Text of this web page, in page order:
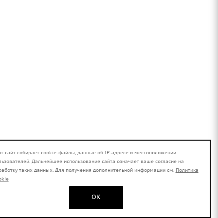
сайт собирает cookie-файлы, данные об IP-адресе и местоположении
Дальнейшее использование сайта означает ваше согласие на
таких данных. Для получения дополнительной информации см. Политика
OK